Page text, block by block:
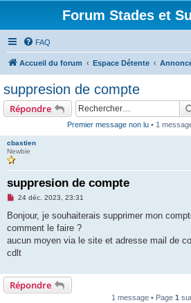
Forum Stades et
FAQ
Accueil du forum Espace Détente
suppresion de compte
Répondre
Premier message non lu • 1
cbastien
Newbie
suppresion de compte
M
s
a
g
n
l
u
24 déc. 2023, 23:31
Bonjour, je souhaiterais supprimer mon
comment le faire ?
aucun moyen via le site et adresse mail de
cdlt
Répondre
1 message • Page 1